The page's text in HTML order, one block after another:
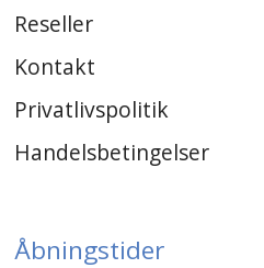
Reseller
Kontakt
Privatlivspolitik
Handelsbetingelser
Åbningstider